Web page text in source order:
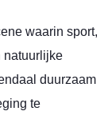
waarin sport,
natuurlijke
duurzaam
te